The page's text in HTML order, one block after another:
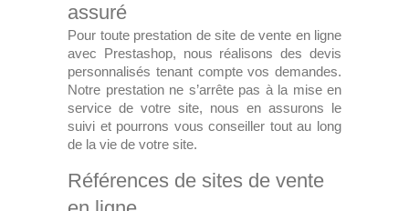
assuré
Pour toute prestation de site de vente en ligne
avec Prestashop, nous réalisons des devis
personnalisés tenant compte vos demandes.
Notre prestation ne s’arrête pas à la mise en
service de votre site, nous en assurons le
suivi et pourrons vous conseiller tout au long
de la vie de votre site.
Références de sites de vente